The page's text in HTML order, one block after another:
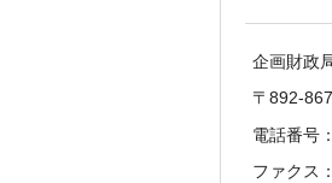
企画財政
〒892-
電話番号
ファクス